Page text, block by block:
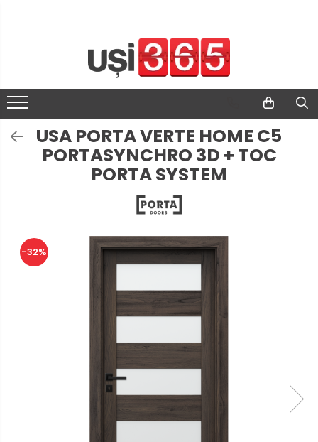
USA PORTA VERTE HOME C5
PORTASYNCHRO 3D + TOC
PORTA SYSTEM
-32%